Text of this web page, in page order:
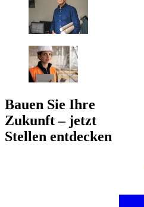
Bauen Sie Ihre
Zukunft – jetzt
Stellen entdecken